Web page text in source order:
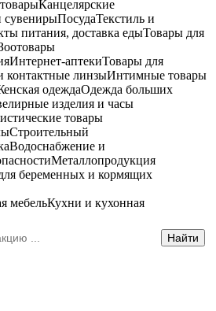
Канцелярские
сувенирыПосудаТекстиль и
питания, доставка едыТовары для
Интернет-аптекиТовары для
контактные линзыИнтимные товары
одеждаОдежда больших
изделия и часы
товары
Строительный
Водоснабжение и
Металлопродукция
беременных и кормящих
мебельКухни и кухонная